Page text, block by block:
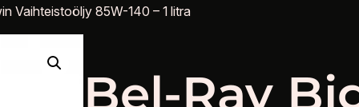
Vaihteistoöljy 85W-140 – 1 litra
Bel-Ray